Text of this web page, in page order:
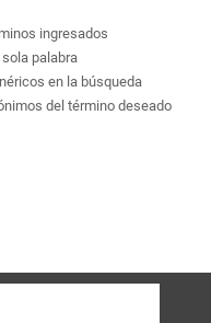
ingresados
palabra
en la búsqueda
del término deseado